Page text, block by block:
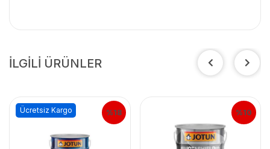
İLGİLİ ÜRÜNLER
%18
Ücretsiz Kargo %10